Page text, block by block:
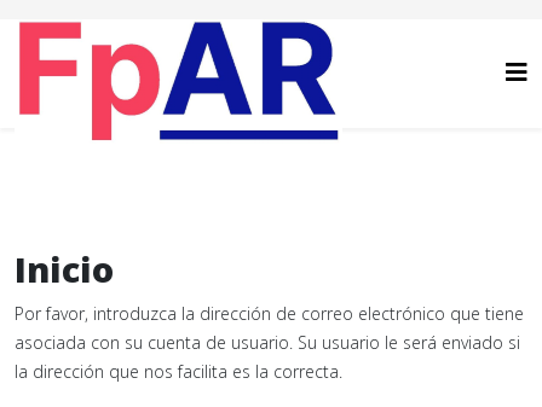
Inicio
Por favor, introduzca la dirección de correo electrónico que tiene
asociada con su cuenta de usuario. Su usuario le será enviado si
la dirección que nos facilita es la correcta.